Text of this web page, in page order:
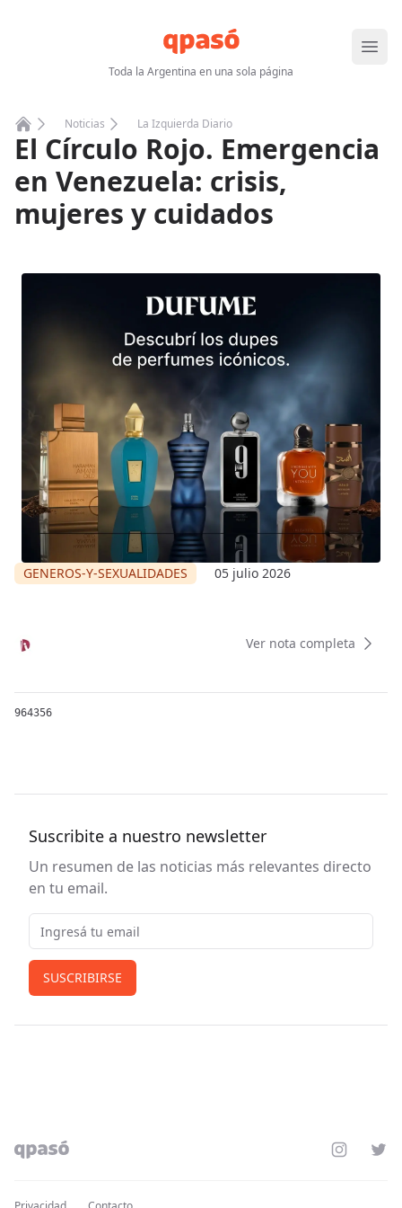
Toda la Argentina en una sola página
Abrir
Home
Noticias La Izquierda Diario
El Círculo Rojo. Emergencia
en Venezuela: crisis,
mujeres y cuidados
GENEROS-Y-SEXUALIDADES 05 julio 2026
Ver nota completa
964356
Suscribite a nuestro newsletter
Un resumen de las noticias más relevantes directo
en tu email.
Email
SUSCRIBIRSE
Instagram